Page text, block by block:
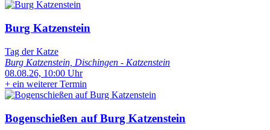
Burg Katzenstein
Tag der Katze
Burg Katzenstein, Dischingen - Katzenstein
08.08.26, 10:00 Uhr
+ ein weiterer Termin
Bogenschießen auf Burg Katzenstein